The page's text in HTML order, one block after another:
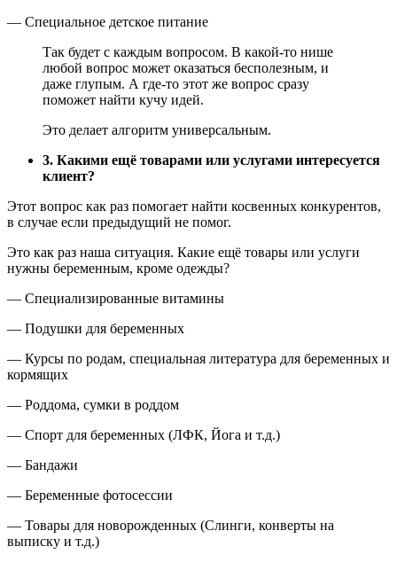
— Специальное детское питание
Так будет с каждым вопросом. В какой-то нише
любой вопрос может оказаться бесполезным, и
даже глупым. А где-то этот же вопрос сразу
поможет найти кучу идей.
Это делает алгоритм универсальным.
3. Какими ещё товарами или услугами интересуется
клиент?
Этот вопрос как раз помогает найти косвенных конкурентов,
в случае если предыдущий не помог.
Это как раз наша ситуация. Какие ещё товары или услуги
нужны беременным, кроме одежды?
— Специализированные витамины
— Подушки для беременных
— Курсы по родам, специальная литература для беременных и
кормящих
— Роддома, сумки в роддом
— Спорт для беременных (ЛФК, Йога и т.д.)
— Бандажи
— Беременные фотосессии
— Товары для новорожденных (Слинги, конверты на
выписку и т.д.)